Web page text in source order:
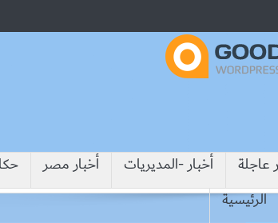
عاجلة أخبار -المديريات أخبار مصر
الرئيسية